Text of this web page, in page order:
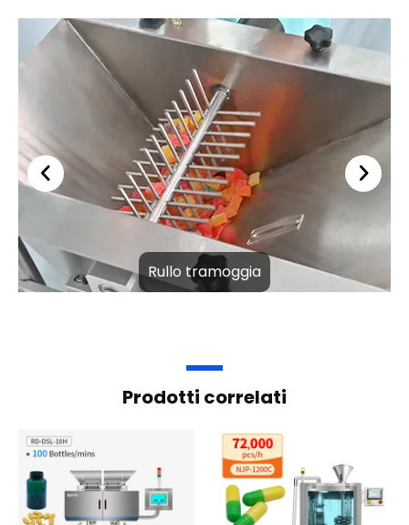
Rullo tramoggia
Prodotti correlati